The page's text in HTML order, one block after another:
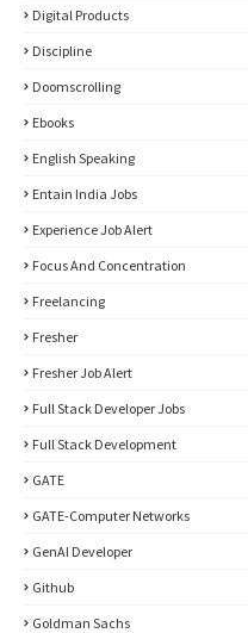
Digital Products
Discipline
Doomscrolling
Ebooks
English Speaking
Entain India Jobs
Experience Job Alert
Focus And Concentration
Freelancing
Fresher
Fresher Job Alert
Full Stack Developer Jobs
Full Stack Development
GATE
GATE-Computer Networks
GenAI Developer
Github
Goldman Sachs